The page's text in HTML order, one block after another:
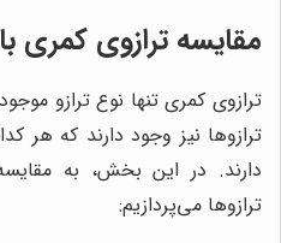
مقایسه ترازوی کمری با
ترازوی کمری تنها نوع ترازو
ترازوها نیز وجود دارند که هر
دارند. در این بخش، به
ترازوها می‌پردازیم: